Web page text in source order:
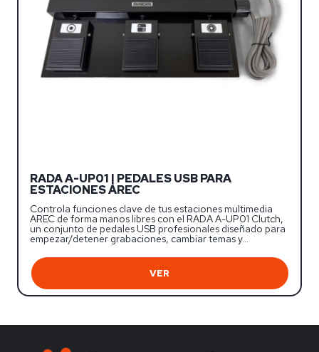
RADA A-UP01 | PEDALES USB PARA
ESTACIONES AREC
Controla funciones clave de tus estaciones multimedia
AREC de forma manos libres con el RADA A-UP01 Clutch,
un conjunto de pedales USB profesionales diseñado para
empezar/detener grabaciones, cambiar temas y…
VER